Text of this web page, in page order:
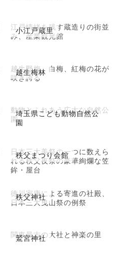
小江戸蔵里
江戸情緒を残す蔵造りの街並
み、産業観光館
越生梅林
越生野梅、白梅、紅梅の花が
咲き誇る
埼玉県こども動物自然公
園
動物とふれあう広大な自然公
園
秩父まつり会館
日本三大美祭の一つに数えら
れる秩父夜祭の豪華絢爛な笠
鉾・屋台
秩父神社
徳川家康による寄進の社殿、
日本三大曳山祭の例祭
鷲宮神社
関東最古の大社と神楽の里